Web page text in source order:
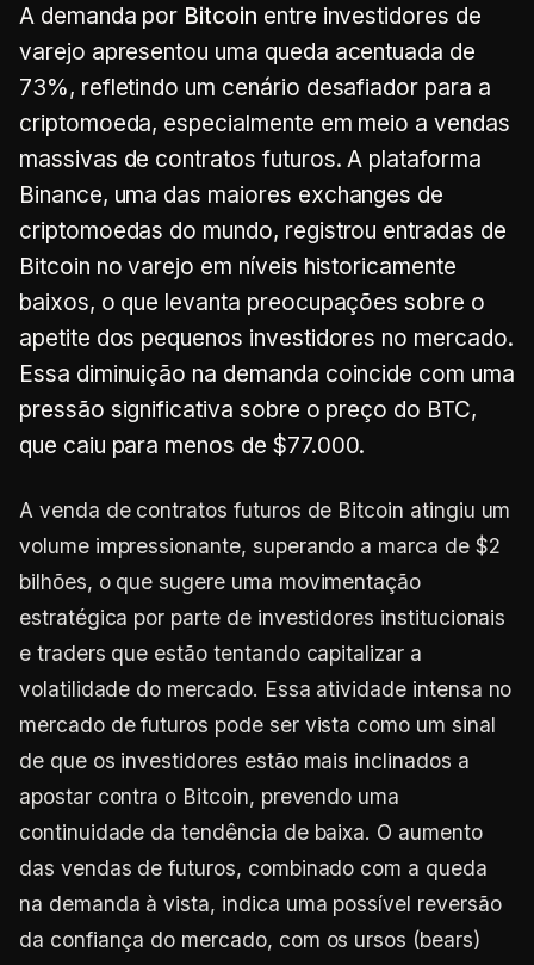
A demanda por Bitcoin entre investidores de
varejo apresentou uma queda acentuada de
73%, refletindo um cenário desafiador para a
criptomoeda, especialmente em meio a vendas
massivas de contratos futuros. A plataforma
Binance, uma das maiores exchanges de
criptomoedas do mundo, registrou entradas de
Bitcoin no varejo em níveis historicamente
baixos, o que levanta preocupações sobre o
apetite dos pequenos investidores no mercado.
Essa diminuição na demanda coincide com uma
pressão significativa sobre o preço do BTC,
que caiu para menos de $77.000.
A venda de contratos futuros de Bitcoin atingiu um
volume impressionante, superando a marca de $2
bilhões, o que sugere uma movimentação
estratégica por parte de investidores institucionais
e traders que estão tentando capitalizar a
volatilidade do mercado. Essa atividade intensa no
mercado de futuros pode ser vista como um sinal
de que os investidores estão mais inclinados a
apostar contra o Bitcoin, prevendo uma
continuidade da tendência de baixa. O aumento
das vendas de futuros, combinado com a queda
na demanda à vista, indica uma possível reversão
da confiança do mercado, com os ursos (bears)